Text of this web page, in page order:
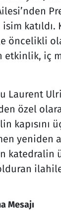
katıldı.
öncelikli
etkinlik, iç
Laurent
özel
kapısını
yeniden
katedralin
Mesajı